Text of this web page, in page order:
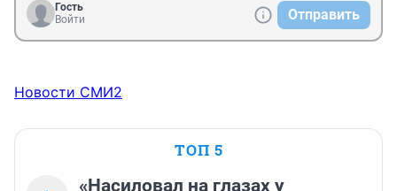
Гость
Войти
Отправить
Новости СМИ2
ТОП 5
«Насиловал на глазах у